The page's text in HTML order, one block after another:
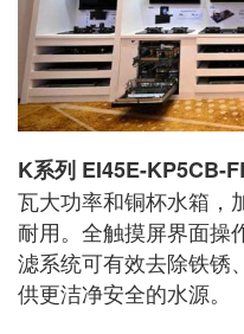
K系列 EI45E-KP5CB-
瓦大功率和铜杯水箱，
耐用。全触摸屏界面操
滤系统可有效去除铁锈
供更洁净安全的水源。